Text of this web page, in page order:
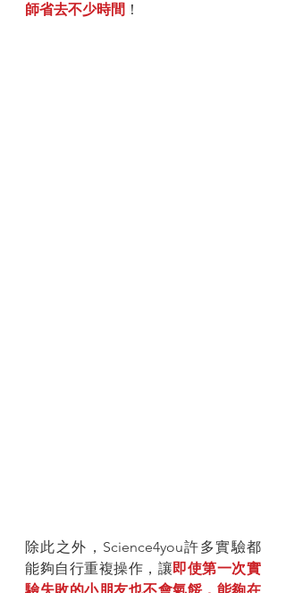
師省去不少時間 ！
除此之外，Science4you許多實驗都
能夠自行重複操作，讓 即使第一次實
驗失敗的小朋友也不會氣餒，能夠在